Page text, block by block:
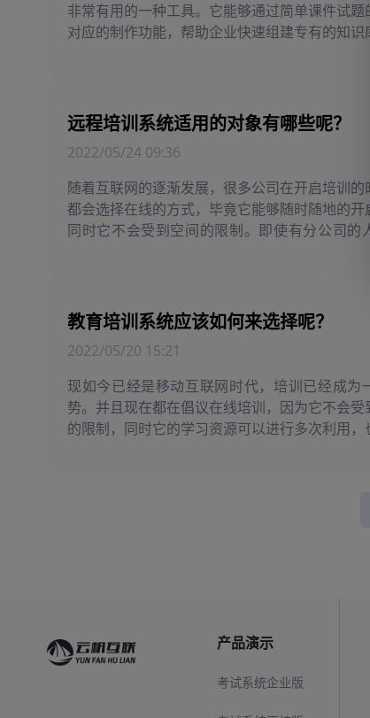
非常有用的一种工具。它能够通过简单课件试
对应的制作功能，帮助企业快速组建专有的知识
远程培训系统适用的对象有哪些呢？
2022/05/24 09:36
随着互联网的逐渐发展，很多公司在开启培训
都会选择在线的方式，毕竟它能够随时随地的开
同时它不会受到空间的限制。即使有分公司的
教育培训系统应该如何来选择呢？
2022/05/20 15:21
现如今已经是移动互联网时代，培训已经成为
势。并且现在都在倡议在线培训，因为它不会受
的限制，同时它的学习资源可以进行多次利用，
产品演示
考试系统企业版